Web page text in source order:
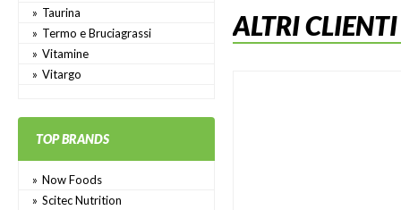
Taurina
Termo e Bruciagrassi
Vitamine
Vitargo
TOP BRANDS
Now Foods
Scitec Nutrition
ALTRI